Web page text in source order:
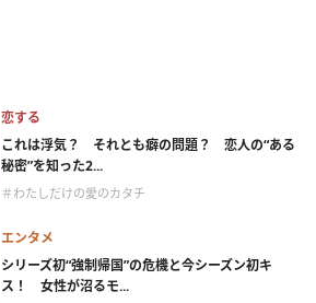
恋する
これは浮気？ それとも癖の問題？ 恋人の“ある
秘密”を知った2...
＃わたしだけの愛のカタチ
エンタメ
シリーズ初“強制帰国”の危機と今シーズン初キ
ス！ 女性が沼るモ...